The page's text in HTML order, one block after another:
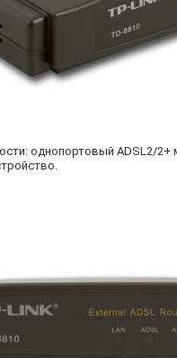
однопортовый ADSL2/